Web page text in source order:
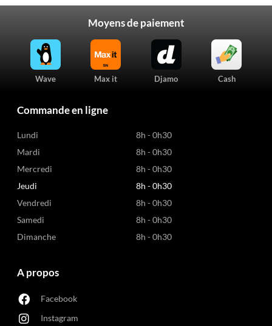
Moyens de paiement
Wave Max it Djamo Cash
Commande en ligne
Lundi
8h - 0h30
Mardi
8h - 0h30
Mercredi
8h - 0h30
Jeudi
8h - 0h30
Vendredi
8h - 0h30
Samedi
8h - 0h30
Dimanche
8h - 0h30
A propos
Facebook
Instagram